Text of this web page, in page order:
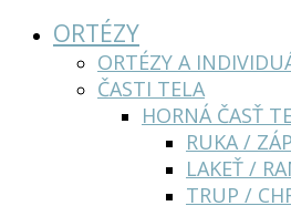
ORTÉZY
ORTÉZY A
ČASTI TELA
HORNÁ ČASŤ
RUKA /
LAKEŤ /
TRUP /